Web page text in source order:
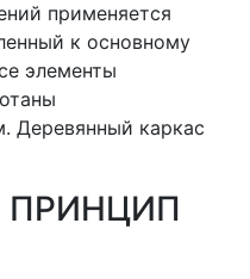
применяется
к основному
элементы
Деревянный каркас
ПРИНЦИП